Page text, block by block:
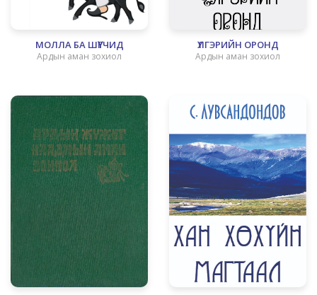
МОЛЛА БА ШҮҮГЧИД
Ардын аман зохиол
ҮЛГЭРИЙН ОРОНД
Ардын аман зохиол